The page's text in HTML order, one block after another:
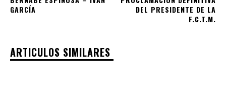
GARCÍA
DEL PRESIDENTE DE LA
F.C.T.M.
ARTICULOS SIMILARES